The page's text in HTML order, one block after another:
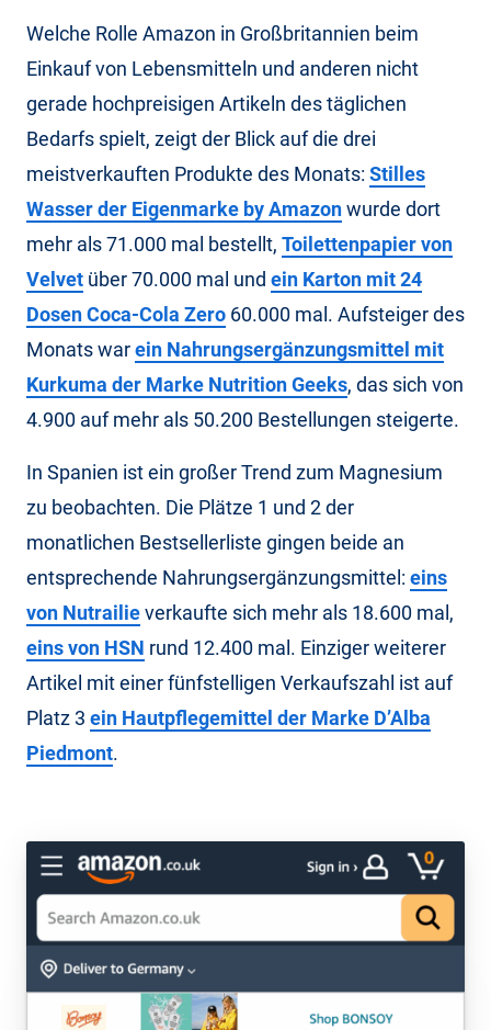
Welche Rolle Amazon in Großbritannien beim
Einkauf von Lebensmitteln und anderen nicht
gerade hochpreisigen Artikeln des täglichen
Bedarfs spielt, zeigt der Blick auf die drei
meistverkauften Produkte des Monats: Stilles
Wasser der Eigenmarke by Amazonwurde dort
mehr als 71.000 mal bestellt, Toilettenpapier von
Velvet über 70.000 mal und ein Karton mit 24
Dosen Coca-Cola Zero 60.000 mal. Aufsteiger des
Monats warein Nahrungsergänzungsmittel mit
Kurkuma der Marke Nutrition Geeks, das sich von
4.900 auf mehr als 50.200 Bestellungen steigerte.
In Spanien ist ein großer Trend zum Magnesium
zu beobachten. Die Plätze 1 und 2 der
monatlichen Bestsellerliste gingen beide an
entsprechende Nahrungsergänzungsmittel: eins
von Nutrailieverkaufte sich mehr als 18.600 mal,
eins von HSN rund 12.400 mal. Einziger weiterer
Artikel mit einer fünfstelligen Verkaufszahl ist auf
Platz 3 ein Hautpflegemittel der Marke D’Alba
Piedmont.